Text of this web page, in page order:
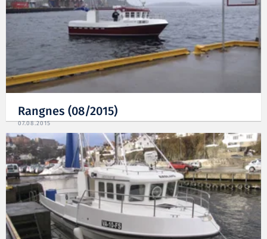
Rangnes (08/2015)
07.08.2015